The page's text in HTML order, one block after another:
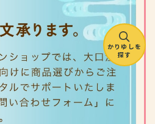
かりゆしを
探す